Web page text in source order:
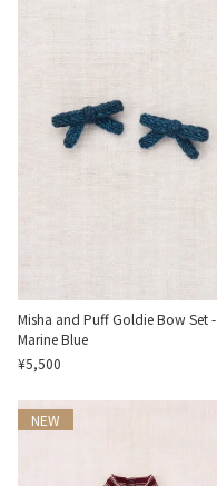
Misha and Puff Goldie Bow Set -
Marine Blue
¥5,500
NEW